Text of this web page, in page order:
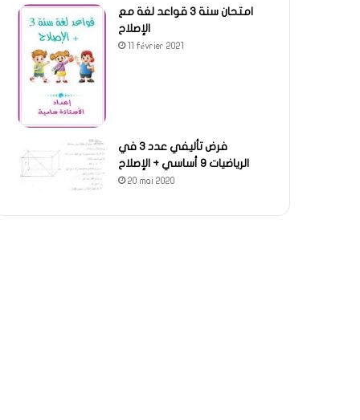
امتحان سنة 3 قواعد لغة مع
الإصلاح
11 février 2021
فرض تأليفي عدد 3 في
الرياضيات 9 أساسي + الإصلاح
20 mai 2020